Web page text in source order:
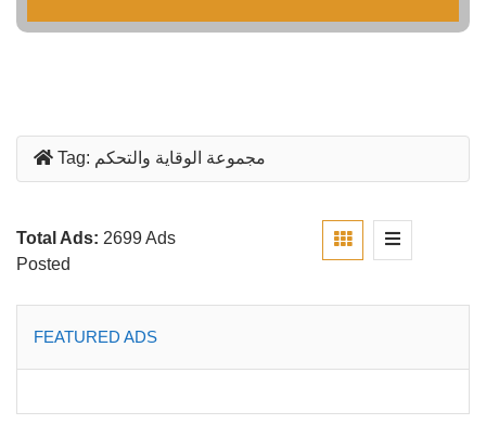
Tag: مجموعة الوقاية والتحكم
Total Ads: 2699 Ads
Posted
FEATURED ADS